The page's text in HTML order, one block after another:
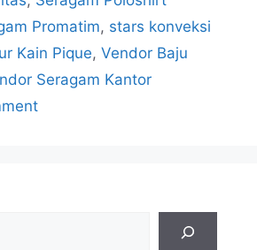
Promatim, stars konveksi
Kain Pique, Vendor Baju
Seragam Kantor